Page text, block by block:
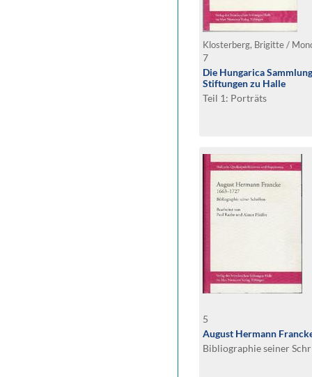
Klosterberg, Brigitte /
7
Die Hungarica
Stiftungen zu Halle
Teil 1: Porträts
5
August Hermann
Bibliographie seiner